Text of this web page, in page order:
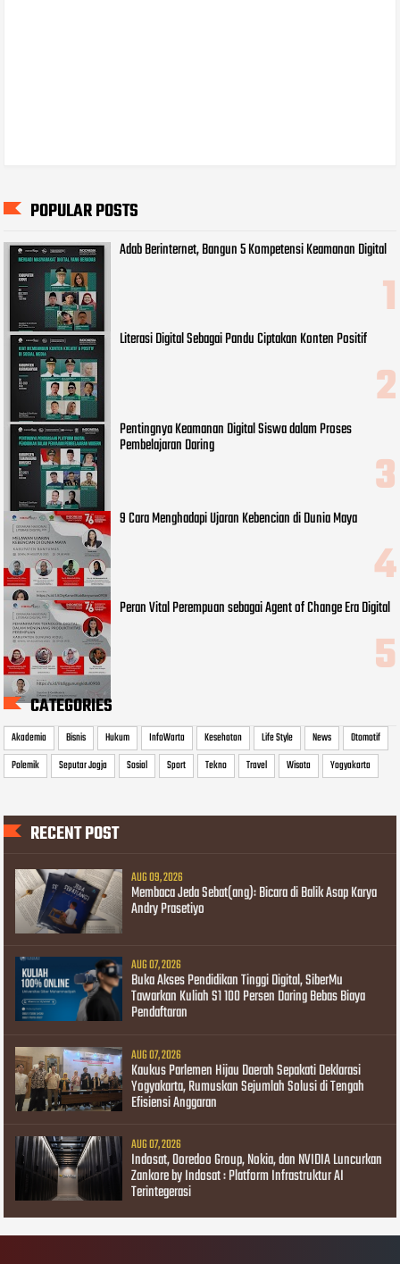
POPULAR POSTS
Adab Berinternet, Bangun 5 Kompetensi Keamanan Digital
Literasi Digital Sebagai Pandu Ciptakan Konten Positif
Pentingnya Keamanan Digital Siswa dalam Proses
Pembelajaran Daring
9 Cara Menghadapi Ujaran Kebencian di Dunia Maya
Peran Vital Perempuan sebagai Agent of Change Era Digital
CATEGORIES
Akademia Bisnis Hukum InfoWarta Kesehatan Life Style News
Otomotif
Polemik
Seputar Jogja Sosial Sport Tekno Travel Wisata Yogyakarta
RECENT POST
AUG 09, 2026
Membaca Jeda Sebat(ang): Bicara di Balik Asap Karya
Andry Prasetiyo
AUG 07, 2026
Buka Akses Pendidikan Tinggi Digital, SiberMu
Tawarkan Kuliah S1 100 Persen Daring Bebas Biaya
Pendaftaran
AUG 07, 2026
Kaukus Parlemen Hijau Daerah Sepakati Deklarasi
Yogyakarta, Rumuskan Sejumlah Solusi di Tengah
Efisiensi Anggaran
AUG 07, 2026
Indosat, Ooredoo Group, Nokia, dan NVIDIA Luncurkan
Zankore by Indosat : Platform Infrastruktur AI
Terintegerasi